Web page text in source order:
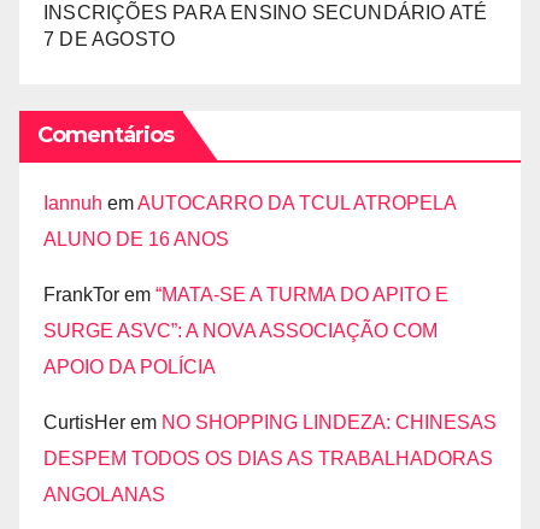
INSCRIÇÕES PARA ENSINO SECUNDÁRIO ATÉ
7 DE AGOSTO
Comentários
Iannuh emAUTOCARRO DA TCUL ATROPELA
ALUNO DE 16 ANOS
FrankTor em “MATA-SE A TURMA DO APITO E
SURGE ASVC”: A NOVA ASSOCIAÇÃO COM
APOIO DA POLÍCIA
CurtisHer em NO SHOPPING LINDEZA: CHINESAS
DESPEM TODOS OS DIAS AS TRABALHADORAS
ANGOLANAS